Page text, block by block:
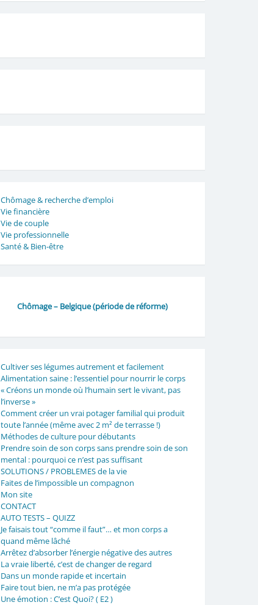
Chômage & recherche d’emploi
Vie financière
Vie de couple
Vie professionnelle
Santé & Bien-être
Chômage – Belgique (période de réforme)
Cultiver ses légumes autrement et facilement
Alimentation saine : l’essentiel pour nourrir le corps
« Créons un monde où l’humain sert le vivant, pas
l’inverse »
Comment créer un vrai potager familial qui produit
toute l’année (même avec 2 m² de terrasse !)
Méthodes de culture pour débutants
Prendre soin de son corps sans prendre soin de son
mental : pourquoi ce n’est pas suffisant
SOLUTIONS / PROBLEMES de la vie
Faites de l’impossible un compagnon
Mon site
CONTACT
AUTO TESTS – QUIZZ
Je faisais tout “comme il faut”… et mon corps a
quand même lâché
Arrêtez d’absorber l’énergie négative des autres
La vraie liberté, c’est de changer de regard
Dans un monde rapide et incertain
Faire tout bien, ne m’a pas protégée
Une émotion : C’est Quoi? ( E2 )